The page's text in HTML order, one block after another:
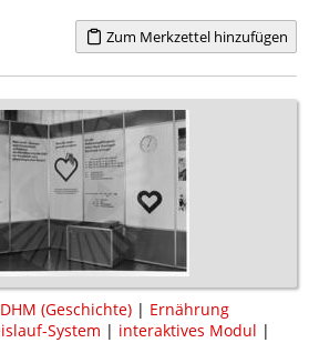
Zum Merkzettel hinzufügen
DHM (Geschichte) | Ernährung
System | interaktives Modul |